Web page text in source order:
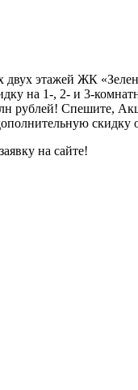
этажей ЖК
на 1-, 2- и 3-
рублей! Спешите,
скидку
на сайте!